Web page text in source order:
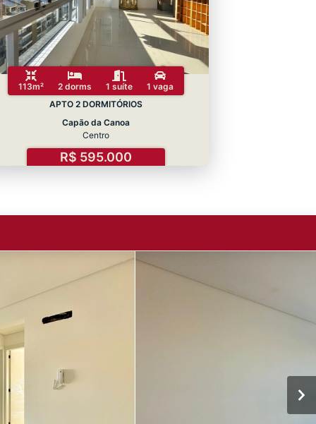
113m² 2 dorms 1 suíte
1 vaga
APTO 2 DORMITÓRIOS
Capão da Canoa
Centro
R$ 595.000